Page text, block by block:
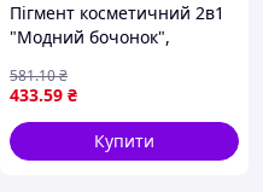
Пігмент косметичний 2в1
"Модний бочонок",
433.59 ₴
581.10₴
Купити